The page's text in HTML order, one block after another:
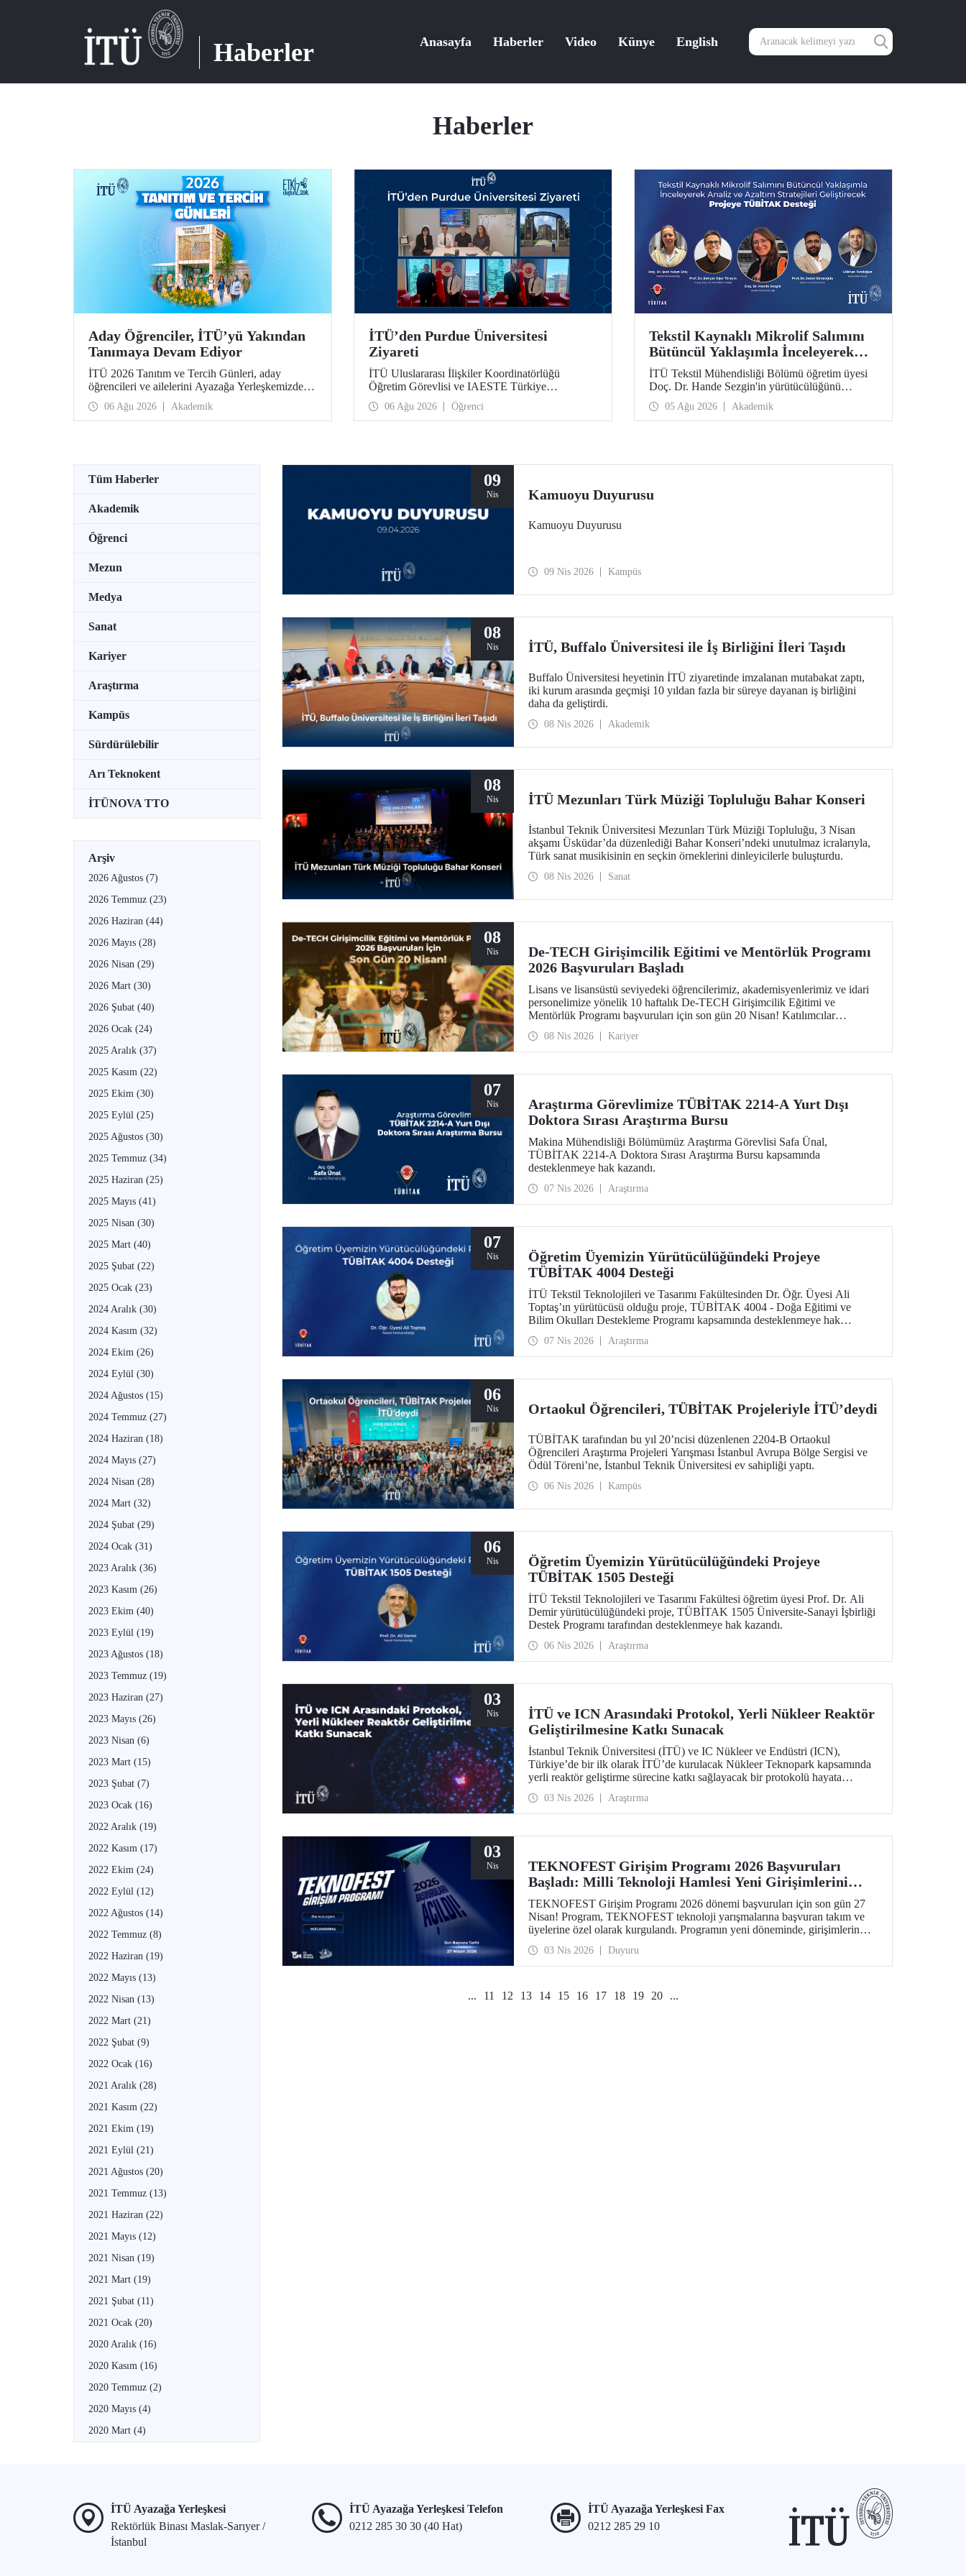
Haberler Anasayfa Haberler Video Künye English
Haberler
Aday Öğrenciler, İTÜ’yü Yakından
Tanımaya Devam Ediyor
İTÜ 2026 Tanıtım ve Tercih Günleri, aday
öğrencileri ve ailelerini Ayazağa Yerleşkemizde
ağırlamaya devam ediyor. Tanıtım ve Tercih
Günleri 7 Ağustos’ta tamamlanacak, ilgili fakülte
ve birimler adaylara bilgi vermeye devam edecek.
06 Ağu 2026 Akademik
İTÜ’den Purdue Üniversitesi
Ziyareti
İTÜ Uluslararası İlişkiler Koordinatörlüğü
Öğretim Görevlisi ve IAESTE Türkiye
Sorumlusu Cahit Okan, akademik ilişkileri ve iş
birliğini geliştirmek amacıyla 20-27 Temmuz
tarihlerinde ABD’de dünyanın önde gelen
06 Ağu 2026 Öğrenci
Tekstil Kaynaklı Mikrolif Salımını
Bütüncül Yaklaşımla İnceleyerek
Analiz ve Azaltım Stratejileri
Geliştirecek Projeye TÜBİTAK
Desteği
İTÜ Tekstil Mühendisliği Bölümü öğretim üyesi
Doç. Dr. Hande Sezgin'in yürütücülüğünü
üstlendiği “Sürdürülebilir Pamuk ve Polyester
Esaslı Tekstil Ürünlerinde Kullanım Koşullarına
Bağlı Mikrolif Salımı: Aşınma, UV Maruziyeti ve
proje, TÜBİTAK 2515 – COST Aksiyon Üyeleri
05 Ağu 2026 Akademik
Tüm Haberler
Akademik
Öğrenci
Mezun
Medya
Sanat
Kariyer
Araştırma
Kampüs
Sürdürülebilir
Arı Teknokent
İTÜNOVA TTO
Arşiv
2026 Ağustos (7)
2026 Temmuz (23)
2026 Haziran (44)
2026 Mayıs (28)
2026 Nisan (29)
2026 Mart (30)
2026 Şubat (40)
2026 Ocak (24)
2025 Aralık (37)
2025 Kasım (22)
2025 Ekim (30)
2025 Eylül (25)
2025 Ağustos (30)
2025 Temmuz (34)
2025 Haziran (25)
2025 Mayıs (41)
2025 Nisan (30)
2025 Mart (40)
2025 Şubat (22)
2025 Ocak (23)
2024 Aralık (30)
2024 Kasım (32)
2024 Ekim (26)
2024 Eylül (30)
2024 Ağustos (15)
2024 Temmuz (27)
2024 Haziran (18)
2024 Mayıs (27)
2024 Nisan (28)
2024 Mart (32)
2024 Şubat (29)
2024 Ocak (31)
2023 Aralık (36)
2023 Kasım (26)
2023 Ekim (40)
2023 Eylül (19)
2023 Ağustos (18)
2023 Temmuz (19)
2023 Haziran (27)
2023 Mayıs (26)
2023 Nisan (6)
2023 Mart (15)
2023 Şubat (7)
2023 Ocak (16)
2022 Aralık (19)
2022 Kasım (17)
2022 Ekim (24)
2022 Eylül (12)
2022 Ağustos (14)
2022 Temmuz (8)
2022 Haziran (19)
2022 Mayıs (13)
2022 Nisan (13)
2022 Mart (21)
2022 Şubat (9)
2022 Ocak (16)
2021 Aralık (28)
2021 Kasım (22)
2021 Ekim (19)
2021 Eylül (21)
2021 Ağustos (20)
2021 Temmuz (13)
2021 Haziran (22)
2021 Mayıs (12)
2021 Nisan (19)
2021 Mart (19)
2021 Şubat (11)
2021 Ocak (20)
2020 Aralık (16)
2020 Kasım (16)
2020 Temmuz (2)
2020 Mayıs (4)
2020 Mart (4)
09
Nis Kamuoyu Duyurusu
Kamuoyu Duyurusu
09 Nis 2026 Kampüs
08
Nis İTÜ, Buffalo Üniversitesi ile İş Birliğini İleri Taşıdı
Buffalo Üniversitesi heyetinin İTÜ ziyaretinde imzalanan mutabakat zaptı,
iki kurum arasında geçmişi 10 yıldan fazla bir süreye dayanan iş birliğini
daha da geliştirdi.
08 Nis 2026 Akademik
08
Nis İTÜ Mezunları Türk Müziği Topluluğu Bahar Konseri
İstanbul Teknik Üniversitesi Mezunları Türk Müziği Topluluğu, 3 Nisan
akşamı Üsküdar’da düzenlediği Bahar Konseri’ndeki unutulmaz icralarıyla,
Türk sanat musikisinin en seçkin örneklerini dinleyicilerle buluşturdu.
08 Nis 2026 Sanat
08
Nis
De-TECH Girişimcilik Eğitimi ve Mentörlük Programı
2026 Başvuruları Başladı
Lisans ve lisansüstü seviyedeki öğrencilerimiz, akademisyenlerimiz ve idari
personelimize yönelik 10 haftalık De-TECH Girişimcilik Eğitimi ve
Mentörlük Programı başvuruları için son gün 20 Nisan! Katılımcılar
kendilerini geliştirebilecek ve Avrupa ölçeğindeki inovasyon ağının parçası
haline gelecek.
08 Nis 2026 Kariyer
07
Nis
Araştırma Görevlimize TÜBİTAK 2214-A Yurt Dışı
Doktora Sırası Araştırma Bursu
Makina Mühendisliği Bölümümüz Araştırma Görevlisi Safa Ünal,
TÜBİTAK 2214-A Doktora Sırası Araştırma Bursu kapsamında
desteklenmeye hak kazandı.
07 Nis 2026 Araştırma
07
Nis
Öğretim Üyemizin Yürütücülüğündeki Projeye
TÜBİTAK 4004 Desteği
İTÜ Tekstil Teknolojileri ve Tasarımı Fakültesinden Dr. Öğr. Üyesi Ali
Toptaş’ın yürütücüsü olduğu proje, TÜBİTAK 4004 - Doğa Eğitimi ve
Bilim Okulları Destekleme Programı kapsamında desteklenmeye hak
07 Nis 2026 Araştırma
06
Nis Ortaokul Öğrencileri, TÜBİTAK Projeleriyle İTÜ’deydi
TÜBİTAK tarafından bu yıl 20’ncisi düzenlenen 2204-B Ortaokul
Öğrencileri Araştırma Projeleri Yarışması İstanbul Avrupa Bölge Sergisi ve
Ödül Töreni’ne, İstanbul Teknik Üniversitesi ev sahipliği yaptı.
06 Nis 2026 Kampüs
06
Nis
Öğretim Üyemizin Yürütücülüğündeki Projeye
TÜBİTAK 1505 Desteği
İTÜ Tekstil Teknolojileri ve Tasarımı Fakültesi öğretim üyesi Prof. Dr. Ali
Demir yürütücülüğündeki proje, TÜBİTAK 1505 Üniversite-Sanayi İşbirliği
Destek Programı tarafından desteklenmeye hak kazandı.
06 Nis 2026 Araştırma
03
Nis
İTÜ ve ICN Arasındaki Protokol, Yerli Nükleer Reaktör
Geliştirilmesine Katkı Sunacak
İstanbul Teknik Üniversitesi (İTÜ) ve IC Nükleer ve Endüstri (ICN),
Türkiye’de bir ilk olarak İTÜ’de kurulacak Nükleer Teknopark kapsamında
yerli reaktör geliştirme sürecine katkı sağlayacak bir protokolü hayata
03 Nis 2026 Araştırma
03
Nis
TEKNOFEST Girişim Programı 2026 Başvuruları
Başladı: Milli Teknoloji Hamlesi Yeni Girişimlerini
Bekliyor!
TEKNOFEST Girişim Programı 2026 dönemi başvuruları için son gün 27
Nisan! Program, TEKNOFEST teknoloji yarışmalarına başvuran takım ve
üyelerine özel olarak kurgulandı. Programın yeni döneminde, girişimlerin
03 Nis 2026 Duyuru
... 11 12 13 14 15 16 17 18 19 20 ...
İTÜ Ayazağa Yerleşkesi
Rektörlük Binası Maslak-Sarıyer /
İstanbul
İTÜ Ayazağa Yerleşkesi Telefon
0212 285 30 30 (40 Hat)
İTÜ Ayazağa Yerleşkesi Fax
0212 285 29 10